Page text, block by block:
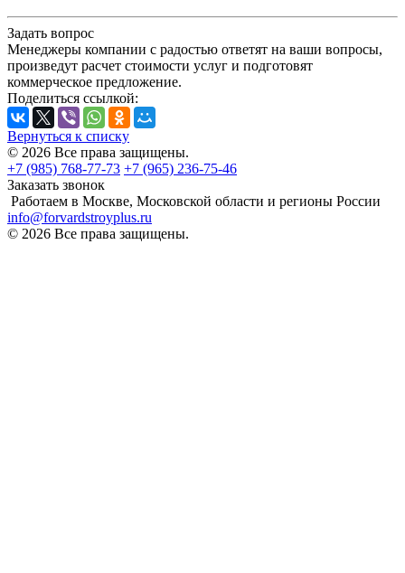
Задать вопрос
Менеджеры компании с радостью ответят на ваши вопросы,
произведут расчет стоимости услуг и подготовят
коммерческое предложение.
Поделиться ссылкой:
Вернуться к списку
© 2026 Все права защищены.
+7 (985) 768-77-73 +7 (965) 236-75-46
Заказать звонок
Работаем в Москве, Московской области и регионы России
info@forvardstroyplus.ru
© 2026 Все права защищены.